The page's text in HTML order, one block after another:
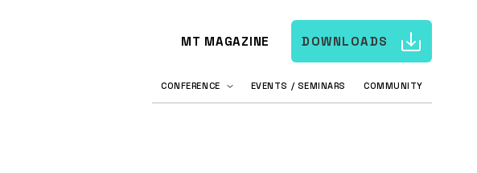
DOWNLOADS
MT MAGAZINE
CONFERENCE EVENTS / SEMINARS COMMUNITY